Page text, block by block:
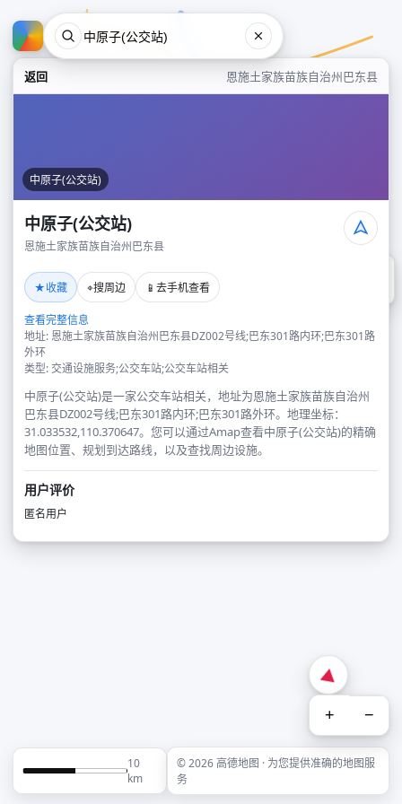
返回 恩施土家族苗族自治州巴东县
中原子(公交站)
中原子(公交站)
恩施土家族苗族自治州巴东县
★收藏 ⌖搜周边 📱 去手机查看
查看完整信息
地址: 恩施土家族苗族自治州巴东县DZ002号线;巴东301路内环;巴东301路
外环
类型: 交通设施服务;公交车站;公交车站相关
中原子(公交站)是一家公交车站相关，地址为恩施土家族苗族自治州
巴东县DZ002号线;巴东301路内环;巴东301路外环。地理坐标：
31.033532,110.370647。您可以通过Amap查看中原子(公交站)的精确
地图位置、规划到达路线，以及查找周边设施。
用户评价
匿名用户
+ −
10
km
© 2026 高德地图 · 为您提供准确的地图服
务